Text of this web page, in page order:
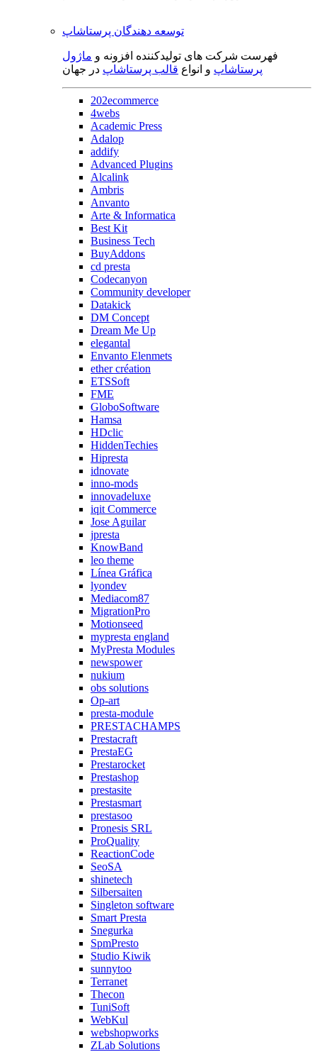
توسعه دهندگان پرستاشاپ
فهرست شرکت های تولیدکننده افزونه و ماژول
پرستاشاپ و انواع قالب پرستاشاپ در جهان
202ecommerce
4webs
Academic Press
Adalop
addify
Advanced Plugins
Alcalink
Ambris
Anvanto
Arte & Informatica
Best Kit
Business Tech
BuyAddons
cd presta
Codecanyon
Community developer
Datakick
DM Concept
Dream Me Up
elegantal
Envanto Elenmets
ether création
ETSSoft
FME
GloboSoftware
Hamsa
HDclic
HiddenTechies
Hipresta
idnovate
inno-mods
innovadeluxe
iqit Commerce
Jose Aguilar
jpresta
KnowBand
leo theme
Línea Gráfica
lyondev
Mediacom87
MigrationPro
Motionseed
mypresta england
MyPresta Modules
newspower
nukium
obs solutions
Op-art
presta-module
PRESTACHAMPS
Prestacraft
PrestaEG
Prestarocket
Prestashop
prestasite
Prestasmart
prestasoo
Pronesis SRL
ProQuality
ReactionCode
SeoSA
shinetech
Silbersaiten
Singleton software
Smart Presta
Snegurka
SpmPresto
Studio Kiwik
sunnytoo
Terranet
Thecon
TuniSoft
WebKul
webshopworks
ZLab Solutions